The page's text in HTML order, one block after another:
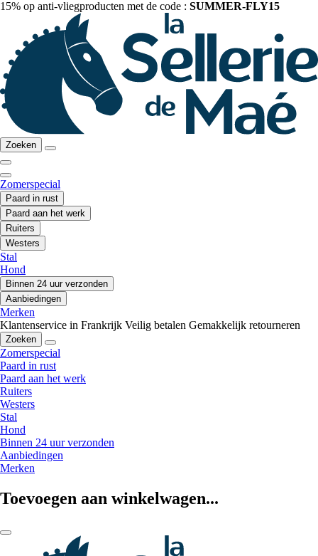
15% op anti-vliegproducten met de code : SUMMER-FLY15
Zoeken
Zomerspecial
Paard in rust
Paard aan het werk
Ruiters
Westers
Stal
Hond
Binnen 24 uur verzonden
Aanbiedingen
Merken
Klantenservice in Frankrijk Veilig betalen Gemakkelijk retourneren
Zoeken
Zomerspecial
Paard in rust
Paard aan het werk
Ruiters
Westers
Stal
Hond
Binnen 24 uur verzonden
Aanbiedingen
Merken
Toevoegen aan winkelwagen...